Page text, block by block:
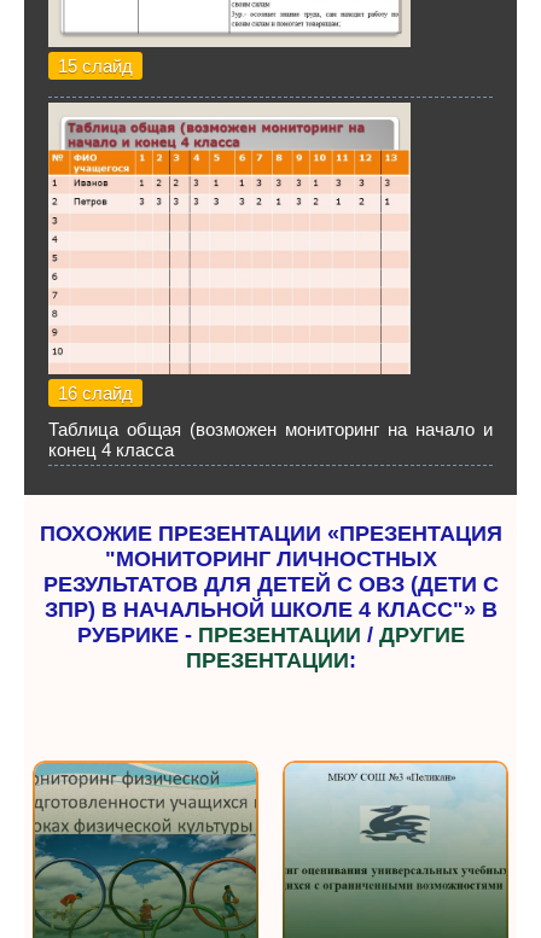
15 слайд
16 слайд
Таблица общая (возможен мониторинг на начало и
конец 4 класса
ПОХОЖИЕ ПРЕЗЕНТАЦИИ «ПРЕЗЕНТАЦИЯ
"МОНИТОРИНГ ЛИЧНОСТНЫХ
РЕЗУЛЬТАТОВ ДЛЯ ДЕТЕЙ С ОВЗ (ДЕТИ С
ЗПР) В НАЧАЛЬНОЙ ШКОЛЕ 4 КЛАСС"» В
РУБРИКЕ - ПРЕЗЕНТАЦИИ / ДРУГИЕ
ПРЕЗЕНТАЦИИ: